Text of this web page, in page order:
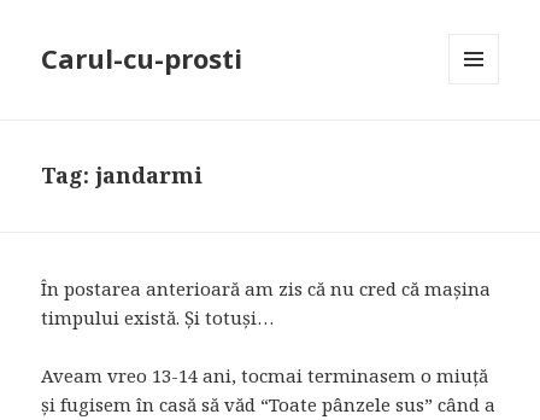
Carul-cu-prosti
Tag: jandarmi
În postarea anterioară am zis că nu cred că mașina
timpului există. Și totuși…
Aveam vreo 13-14 ani, tocmai terminasem o miuță
și fugisem în casă să văd “Toate pânzele sus” când a